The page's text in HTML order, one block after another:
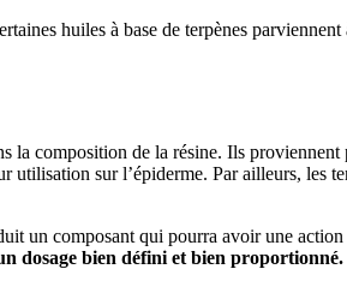
huiles à base de terpènes
la composition de la résine. Ils
utilisation sur l’épiderme. Par ailleurs, les
un composant qui pourra avoir une
dosage bien défini et bien proportionné.